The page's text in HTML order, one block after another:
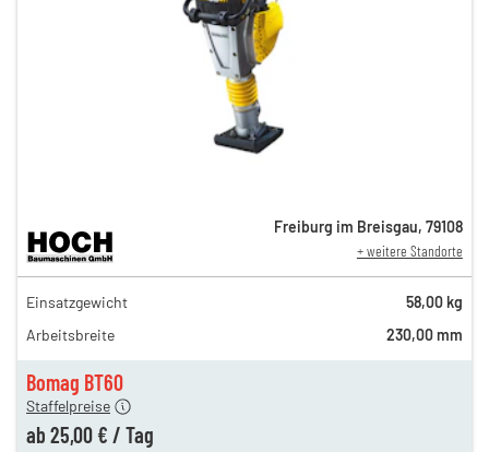
Bomag BT60
43,00 €
37,00 €
29,00 €
Staffelpreise
ab 25,00 € / Tag
12,00 €
Freiburg im Breisgau, 79108
+ weitere Standorte
Einsatzgewicht
58,00 kg
Arbeitsbreite
230,00 mm